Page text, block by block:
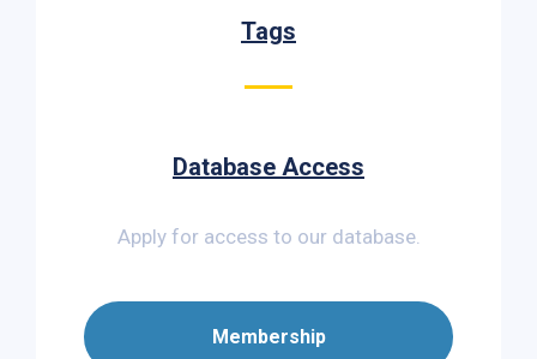
Tags
Database Access
Apply for access to our database.
Membership